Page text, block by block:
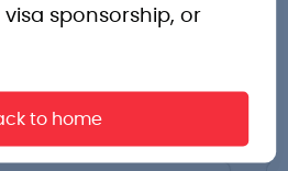
sponsorship, or
to home